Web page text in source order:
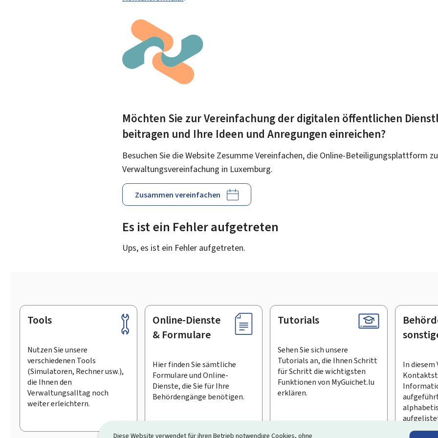
Diese Website verwendet für ihren Betrieb notwendige Cookies, ohne
Möchten Sie zur Vereinfachung der digitalen öffentlichen
beitragen und Ihre Ideen und Anregungen einreichen?
Besuchen Sie die Website Zesumme Vereinfachen, die Online-Beteiligungsplattform
Verwaltungsvereinfachung in Luxemburg.
Zusammen vereinfachen
Es ist ein Fehler aufgetreten
Ups, es ist ein Fehler aufgetreten.
Footer
Tools
Nutzen Sie unsere
verschiedenen Tools
(Simulatoren, Rechner usw.),
die Ihnen den
Verwaltungsalltag noch
weiter erleichtern.
Online-Dienste
& Formulare
Hier finden Sie sämtliche
Formulare und Online-
Dienste, die Sie für Ihre
Behördengänge benötigen.
Tutorials
Sehen Sie sich unsere
Tutorials an, die Ihnen Schritt
für Schritt die wichtigsten
Funktionen von MyGuichet.lu
erklären.
In diesem